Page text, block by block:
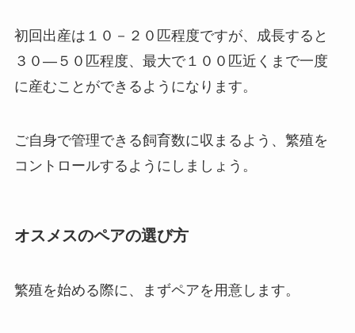
初回出産は１０－２０匹程度ですが、成長すると
３０―５０匹程度、最大で１００匹近くまで一度
に産むことができるようになります。
ご自身で管理できる飼育数に収まるよう、繁殖を
コントロールするようにしましょう。
オスメスのペアの選び方
繁殖を始める際に、まずペアを用意します。